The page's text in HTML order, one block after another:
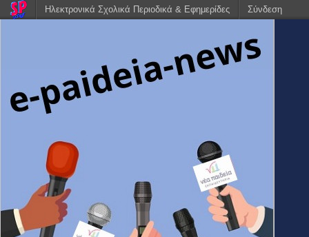
Ηλεκτρονικά Σχολικά Περιοδικά & Εφημερίδες Σύνδεση